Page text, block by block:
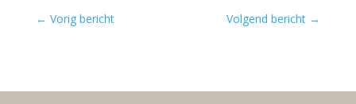
← Vorig bericht Volgend bericht →